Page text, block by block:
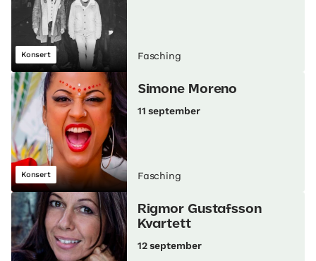
Konsert Fasching
Konsert
Simone Moreno
11 september
Fasching
Rigmor Gustafsson
Kvartett
12 september